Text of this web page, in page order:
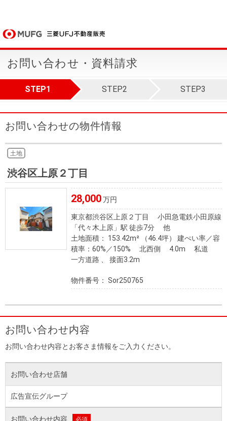
お問い合わせ・資料請求
STEP1 STEP2 STEP3
お問い合わせの物件情報
土地
渋谷区上原２丁目
28,000万円
東京都渋谷区上原２丁目 小田急電鉄小田原線
「代々木上原」駅 徒歩7分 他
土地面積： 153.42m² （46.4坪） 建ぺい率／容
積率：60%／150% 北西側 4.0m 私道
一方道路 、 接面3.2m
物件番号： Sor250765
お問い合わせ内容
お問い合わせ内容とお客さま情報をご入力ください。
お問い合わせ店舗
広告宣伝グループ
お問い合わせ内容 必須